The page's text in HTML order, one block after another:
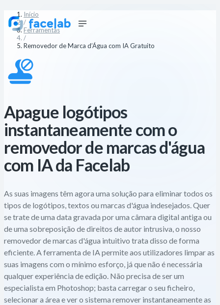
Início
/
Ferramentas
/
Removedor de Marca d’Água com IA Gratuito
Apague logótipos
instantaneamente com o
removedor de marcas d'água
com IA da Facelab
As suas imagens têm agora uma solução para eliminar todos os
tipos de logótipos, textos ou marcas d'água indesejados. Quer
se trate de uma data gravada por uma câmara digital antiga ou
de uma sobreposição de direitos de autor intrusiva, o nosso
removedor de marcas d'água intuitivo trata disso de forma
eficiente. A ferramenta de IA permite aos utilizadores limpar as
suas imagens com o mínimo esforço, já que não é necessária
qualquer experiência de edição. Não precisa de ser um
especialista em Photoshop; basta carregar o seu ficheiro,
selecionar a área e ver o sistema remover instantaneamente as